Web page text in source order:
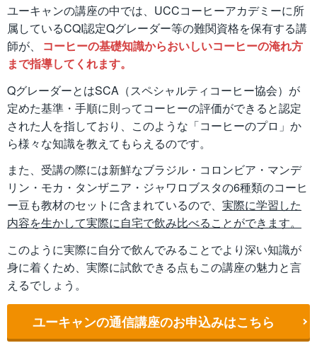
ユーキャンの講座の中では、UCCコーヒーアカデミーに所
属しているCQI認定Qグレーダー等の難関資格を保有する講
師が、
コーヒーの基礎知識からおいしいコーヒーの淹れ方
まで指導してくれます。
QグレーダーとはSCA（スペシャルティコーヒー協会）が
定めた基準・手順に則ってコーヒーの評価ができると認定
された人を指しており、このような「コーヒーのプロ」か
ら様々な知識を教えてもらえるのです。
また、受講の際には新鮮なブラジル・コロンビア・マンデ
リン・モカ・タンザニア・ジャワロブスタの6種類のコーヒ
ー豆も教材のセットに含まれているので、 実際に学習した
内容を生かして実際に自宅で飲み比べることができます。
このように実際に自分で飲んでみることでより深い知識が
身に着くため、実際に試飲できる点もこの講座の魅力と言
えるでしょう。
ユーキャンの通信講座のお申込みはこちら